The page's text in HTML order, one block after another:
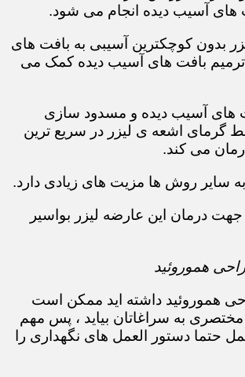
های آسیب دیده انجام می شود.
بدون کوچکترین آسیبی به بافت های
ترمیم بافت های آسیب دیده کمک می
های آسیب دیده و مسدود سازی
گرمای اشعه ی لیزر در سریع ترین
می کند.
سایر روش ها مزیت های زیادی دارد.
درمان این عارضه لیزر بواسیر
هموروئید
هموروئید داشته اید ممکن است
به سراغاتان بیاید ، پس مهم
حتما دستور العمل های نگهداری را